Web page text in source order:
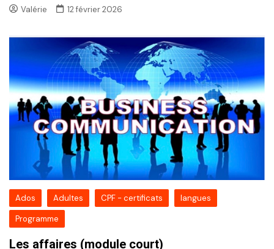
Valérie 12 février 2026
Ados Adultes CPF - certificats
langues
Programme
Les affaires (module court)